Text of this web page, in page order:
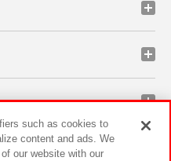
such as cookies to
content and ads. We
our website with our